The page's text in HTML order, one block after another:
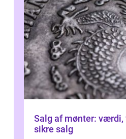
Salg af mønter: værdi,
sikre salg